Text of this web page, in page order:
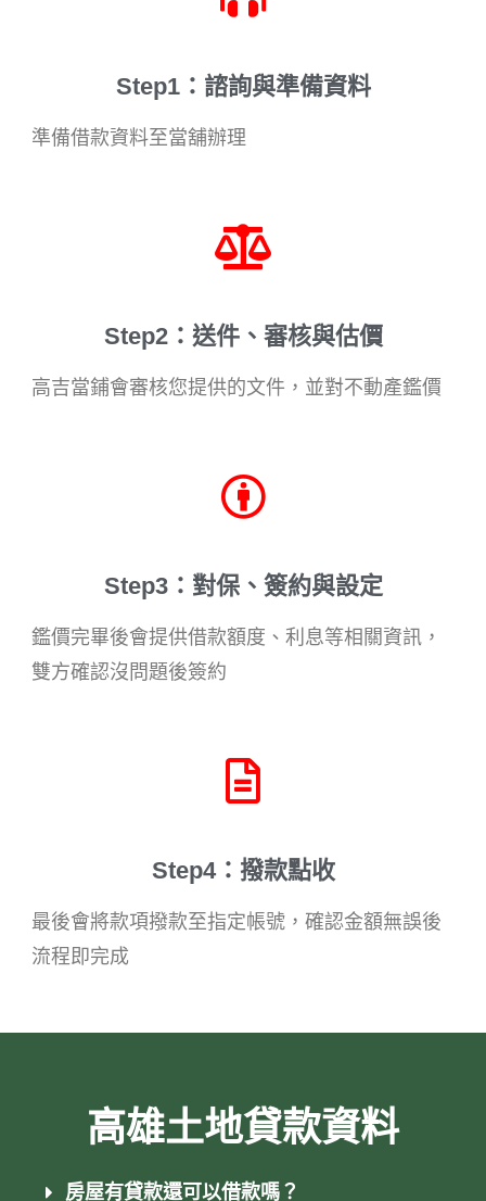
Step1：諮詢與準備資料
準備借款資料至當舖辦理
Step2：送件、審核與估價
高吉當鋪會審核您提供的文件，並對不動產鑑價
Step3：對保、簽約與設定
鑑價完畢後會提供借款額度、利息等相關資訊，
雙方確認沒問題後簽約
Step4：撥款點收
最後會將款項撥款至指定帳號，確認金額無誤後
流程即完成
高雄土地貸款資料
房屋有貸款還可以借款嗎？